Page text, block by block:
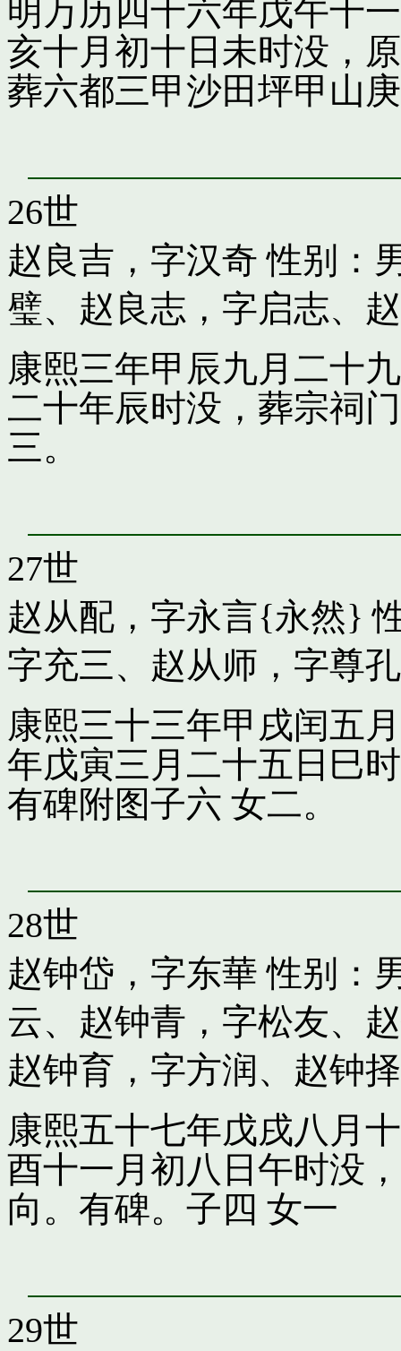
明万历四十六年戊午十
亥十月初十日未时没，
葬六都三甲沙田坪甲山
26世
赵良吉，字汉奇 性别：
璧、 赵良志，字启志、
康熙三年甲辰九月二十
二十年辰时没，葬宗祠
三。
27世
赵从配，字永言{永然}
字充三、 赵从师，字尊孔
康熙三十三年甲戌闰五
年戊寅三月二十五日巳
有碑附图子六 女二。
28世
赵钟岱，字东華 性别：
云、 赵钟青，字松友、
赵钟育，字方润 、 赵钟
康熙五十七年戊戌八月
酉十一月初八日午时没
向。有碑。子四 女一
29世